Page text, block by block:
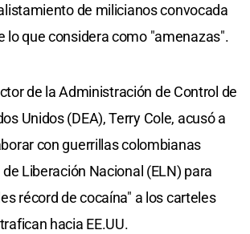
de milicianos convocada
lo que considera como "amenazas".
de la Administración de Control de
Unidos (DEA), Terry Cole, acusó a
con guerrillas colombianas
Liberación Nacional (ELN) para
récord de cocaína" a los carteles
hacia EE.UU.